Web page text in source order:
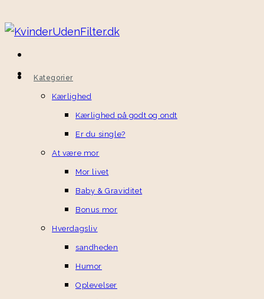
Kategorier
Kærlighed
Kærlighed på godt og ondt
Er du single?
At være mor
Mor livet
Baby & Graviditet
Bonus mor
Hverdagsliv
sandheden
Humor
Oplevelser